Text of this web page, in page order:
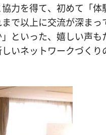
力を得て、初めて「
で以上に交流が深ま
といった、嬉しい声
いネットワークづく